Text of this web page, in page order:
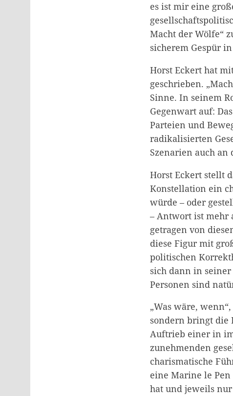
es ist mir eine
Macht der Wölfe“
sicherem Gespür
Horst Eckert hat
geschrieben.
Sinne. In seinem
Gegenwart auf:
Parteien und
radikalisierten
Szenarien auch
Horst Eckert stellt
Konstellation ein
würde – oder
– Antwort ist mehr
getragen von
diese Figur mit
politischen
sich dann in
Personen sind
„Was wäre,
sondern bringt die
Auftrieb einer in
zunehmenden
charismatische
eine Marine le
hat und jeweils